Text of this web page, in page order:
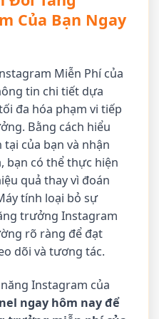
Của Bạn Ngay
Miễn Phí của
tin chi tiết dựa
đa hóa phạm vi tiếp
Bằng cách hiểu
tại của bạn và nhận
bạn có thể thực hiện
quả thay vì đoán
tính loại bỏ sự
trưởng Instagram
rõ ràng để đạt
dõi và tương tác.
Instagram của
ngay hôm nay để